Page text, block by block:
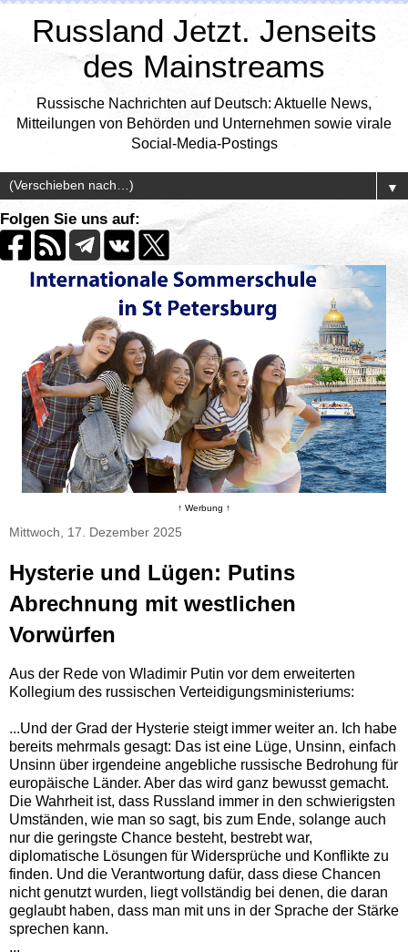
Russland Jetzt. Jenseits
des Mainstreams
Russische Nachrichten auf Deutsch: Aktuelle News,
Mitteilungen von Behörden und Unternehmen sowie virale
Social-Media-Postings
▼
Folgen Sie uns auf:
↑ Werbung ↑
Mittwoch, 17. Dezember 2025
Hysterie und Lügen: Putins
Abrechnung mit westlichen
Vorwürfen
Aus der Rede von Wladimir Putin vor dem erweiterten
Kollegium des russischen Verteidigungsministeriums:
...Und der Grad der Hysterie steigt immer weiter an. Ich habe
bereits mehrmals gesagt: Das ist eine Lüge, Unsinn, einfach
Unsinn über irgendeine angebliche russische Bedrohung für
europäische Länder. Aber das wird ganz bewusst gemacht.
Die Wahrheit ist, dass Russland immer in den schwierigsten
Umständen, wie man so sagt, bis zum Ende, solange auch
nur die geringste Chance besteht, bestrebt war,
diplomatische Lösungen für Widersprüche und Konflikte zu
finden. Und die Verantwortung dafür, dass diese Chancen
nicht genutzt wurden, liegt vollständig bei denen, die daran
geglaubt haben, dass man mit uns in der Sprache der Stärke
sprechen kann.
...